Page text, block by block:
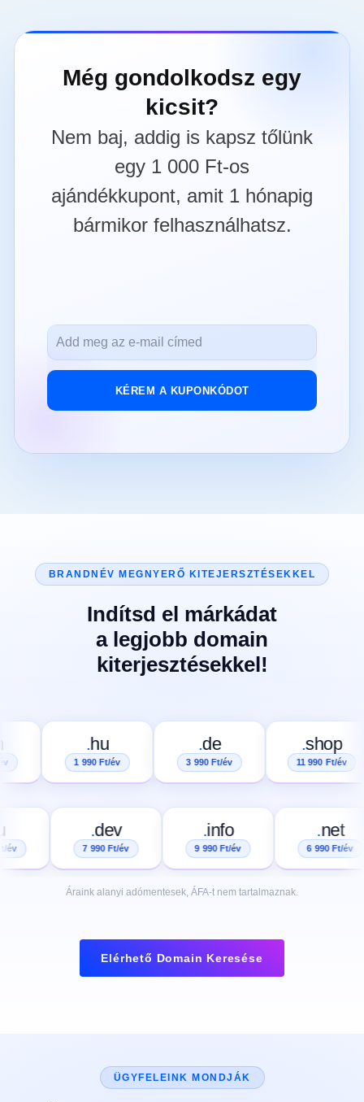
Még gondolkodsz egy
kicsit?
Nem baj, addig is kapsz tőlünk
egy 1 000 Ft-os
ajándékkupont, amit 1 hónapig
bármikor felhasználhatsz.
KÉREM A KUPONKÓDOT
BRANDNÉV MEGNYERŐ KITEJERSZTÉSEKKEL
Indítsd el márkádat
a legjobb domain
kiterjesztésekkel!
1 990 Ft/év 3 990 Ft/év
shop
11 990 Ft/év
.
Ft/év
.dev
7 990 Ft/év
.info
9 990 Ft/év
.
6 990
Áraink alanyi adómentesek, ÁFA-t nem tartalmaznak.
Elérhető Domain Keresése
ÜGYFELEINK MONDJÁK